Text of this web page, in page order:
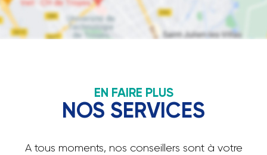
EN FAIRE PLUS
NOS SERVICES
A tous moments, nos conseillers sont à votre